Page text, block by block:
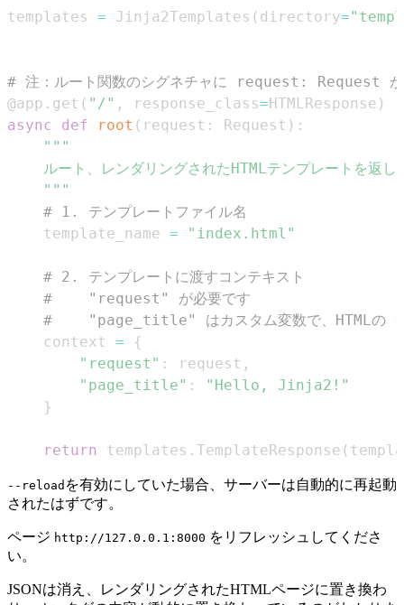
templates = Jinja2Templates ( directory=
# 注：ルート関数のシグネチャに request: Request が
@app . get ( "/" , response_class=HTMLResponse )
async
def root ( request : Request ) :
    """
# 1. テンプレートファイル名
    template_name
= "index.html"
# 2. テンプレートに渡すコンテキスト
#    "request" が必要です
#    "page_title" はカスタム変数で、HTML
    context
=
{
"request" : request ,
"page_title" :
"Hello, Jinja2!"
}
return templates . TemplateResponse (
--reload を有効にしていた場合、サーバーは自動的に再起動
されたはずです。
ページ http://127.0.0.1:8000 をリフレッシュしてくださ
い。
JSONは消え、レンダリングされたHTMLページに置き換わ